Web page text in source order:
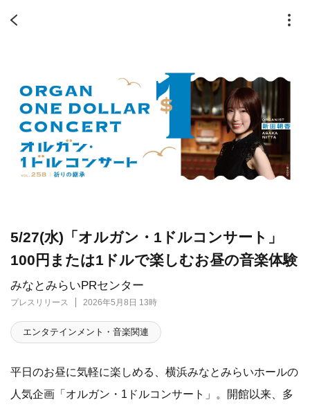
みなとみらいPRセンター
プレスリリース 2026年5月8日 13時
5/27(水)「オルガン・1ドルコンサート」
100円または1ドルで楽しむお昼の音楽体験
エンタテインメント・音楽関連
平日のお昼に気軽に楽しめる、横浜みなとみらいホールの
人気企画「オルガン・1ドルコンサート」。開館以来、多